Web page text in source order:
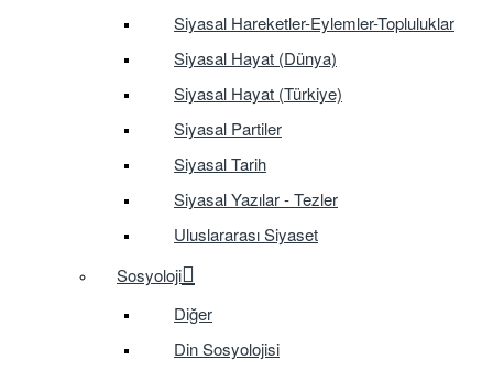
Siyasal Hareketler-Eylemler-Topluluklar
Siyasal Hayat (Dünya)
Siyasal Hayat (Türkiye)
Siyasal Partiler
Siyasal Tarih
Siyasal Yazılar - Tezler
Uluslararası Siyaset
Sosyoloji
Diğer
Din Sosyolojisi